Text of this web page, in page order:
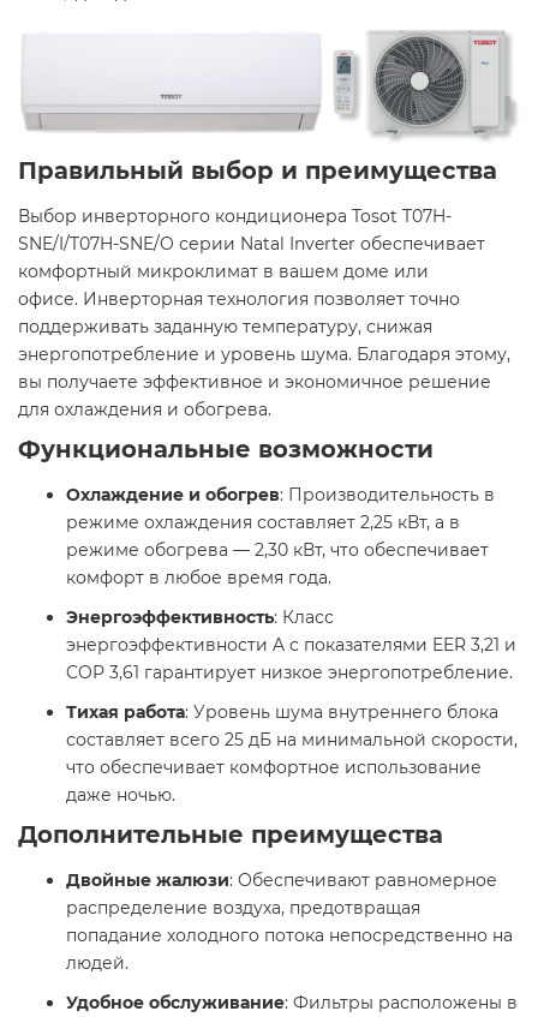
Правильный выбор и преимущества
Выбор инверторного кондиционера Tosot T07H-
SNE/I/T07H-SNE/O серии Natal Inverter обеспечивает
комфортный микроклимат в вашем доме или
офисе. Инверторная технология позволяет точно
поддерживать заданную температуру, снижая
энергопотребление и уровень шума. Благодаря этому,
вы получаете эффективное и экономичное решение
для охлаждения и обогрева.​
Функциональные возможности
Охлаждение и обогрев: Производительность в
режиме охлаждения составляет 2,25 кВт, а в
режиме обогрева — 2,30 кВт, что обеспечивает
комфорт в любое время года.
Энергоэффективность: Класс
энергоэффективности A с показателями EER 3,21 и
COP 3,61 гарантирует низкое энергопотребление. ​
Тихая работа: Уровень шума внутреннего блока
составляет всего 25 дБ на минимальной скорости,
что обеспечивает комфортное использование
даже ночью. ​
Дополнительные преимущества
Двойные жалюзи: Обеспечивают равномерное
распределение воздуха, предотвращая
попадание холодного потока непосредственно на
людей. ​
Удобное обслуживание: Фильтры расположены в